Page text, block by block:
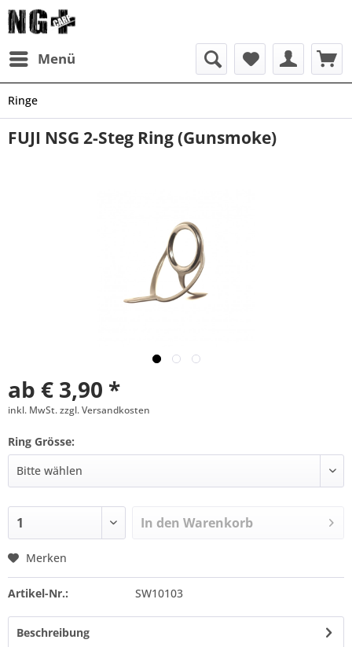
Menü
Ringe
FUJI NSG 2-Steg Ring (Gunsmoke)
ab € 3,90 *
inkl. MwSt. zzgl. Versandkosten
Ring Grösse:
In den Warenkorb
Merken
Artikel-Nr.: SW10103
Beschreibung